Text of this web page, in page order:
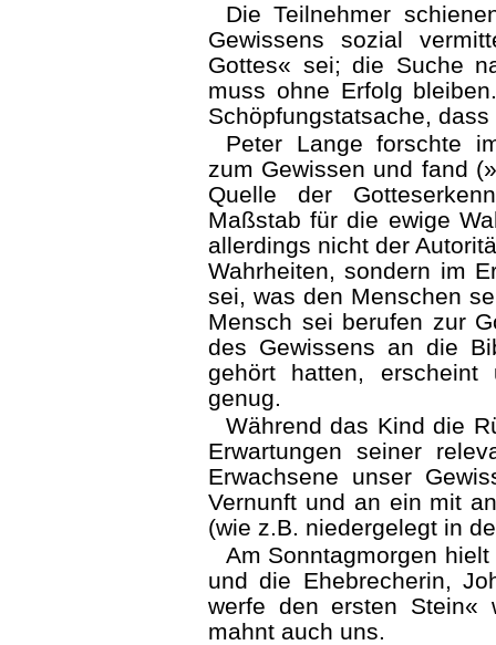
Die Teilnehmer
Gewissens sozial
Gottes« sei; die Suche
muss ohne Erfolg
Schöpfungstatsache,
Peter Lange forschte
zum Gewissen und fand
Quelle der
Maßstab für die ewige
allerdings nicht der
Wahrheiten, sondern im
sei, was den Menschen
Mensch sei berufen zur
des Gewissens an die
gehört hatten,
genug.
Während das Kind die
Erwartungen seiner
Erwachsene unser
Vernunft und an ein mit
(wie z.B. niedergelegt in
Am Sonntagmorgen
und die Ehebrecherin,
werfe den ersten Stein«
mahnt auch uns.